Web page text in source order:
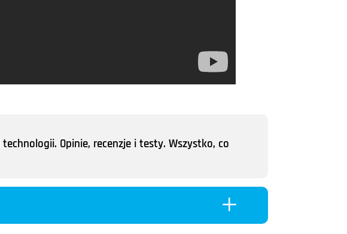
Opinie, recenzje i testy. Wszystko, co
L